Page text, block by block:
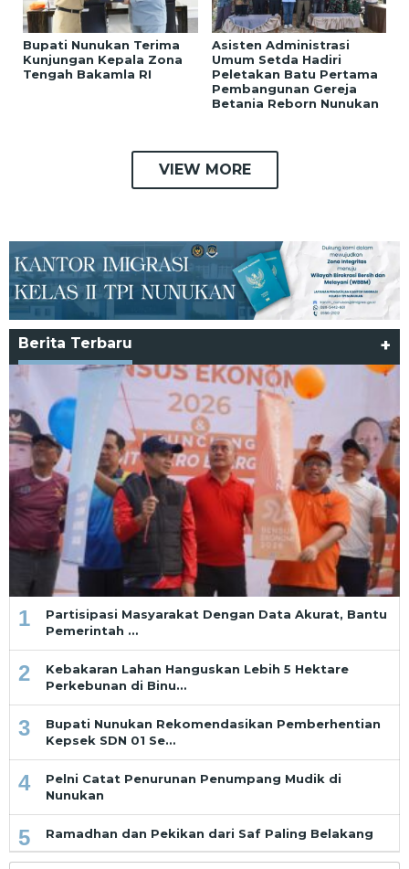
Bupati Nunukan Terima
Kunjungan Kepala Zona
Tengah Bakamla RI
Asisten Administrasi
Umum Setda Hadiri
Peletakan Batu Pertama
Pembangunan Gereja
Betania Reborn Nunukan
VIEW MORE
Berita Terbaru +
1
Partisipasi Masyarakat Dengan Data Akurat, Bantu
Pemerintah …
2
Kebakaran Lahan Hanguskan Lebih 5 Hektare
Perkebunan di Binu…
3
Bupati Nunukan Rekomendasikan Pemberhentian
Kepsek SDN 01 Se…
4
Pelni Catat Penurunan Penumpang Mudik di
Nunukan
5 Ramadhan dan Pekikan dari Saf Paling Belakang